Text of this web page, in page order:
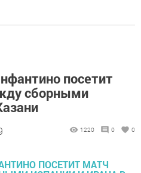
посетит
сборными
1220 0 0